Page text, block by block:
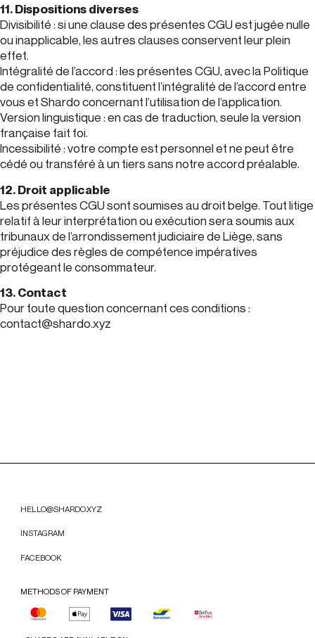
11. Dispositions diverses
Divisibilité : si une clause des présentes CGU est jugée nulle
ou inapplicable, les autres clauses conservent leur plein
effet.
Intégralité de l’accord : les présentes CGU, avec la Politique
de confidentialité, constituent l’intégralité de l’accord entre
vous et Shardo concernant l’utilisation de l’application.
Version linguistique : en cas de traduction, seule la version
française fait foi.
Incessibilité : votre compte est personnel et ne peut être
cédé ou transféré à un tiers sans notre accord préalable.
12. Droit applicable
Les présentes CGU sont soumises au droit belge. Tout litige
relatif à leur interprétation ou exécution sera soumis aux
tribunaux de l’arrondissement judiciaire de Liège, sans
préjudice des règles de compétence impératives
protégeant le consommateur.
13. Contact
Pour toute question concernant ces conditions :
contact@shardo.xyz
HELLO@SHARDO.XYZ
INSTAGRAM
FACEBOOK
METHODS OF PAYMENT